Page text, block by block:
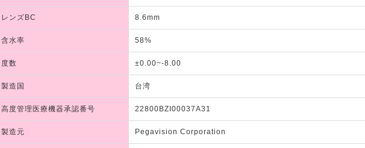
レンズBC 8.6mm
含水率 58%
度数 ±0.00~-8.00
製造国 台湾
高度管理医療機器承認番号 22800BZI00037A31
製造元 Pegavision Corporation